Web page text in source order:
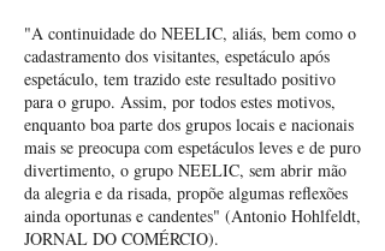
"A continuidade do NEELIC, aliás, bem como o
cadastramento dos visitantes, espetáculo após
espetáculo, tem trazido este resultado positivo
para o grupo. Assim, por todos estes motivos,
enquanto boa parte dos grupos locais e nacionais
mais se preocupa com espetáculos leves e de puro
divertimento, o grupo NEELIC, sem abrir mão
da alegria e da risada, propõe algumas reflexões
ainda oportunas e candentes" (Antonio Hohlfeldt,
JORNAL DO COMÉRCIO).